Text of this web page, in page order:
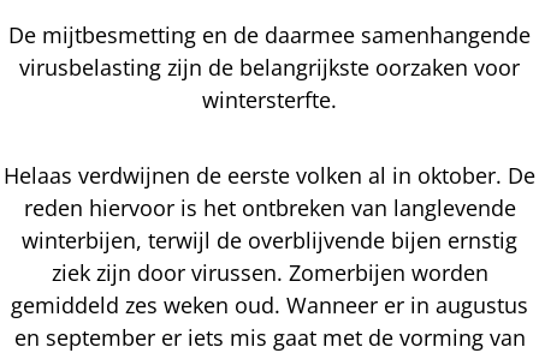
De mijtbesmetting en de daarmee samenhangende
virusbelasting zijn de belangrijkste oorzaken voor
wintersterfte.
Helaas verdwijnen de eerste volken al in oktober. De
reden hiervoor is het ontbreken van langlevende
winterbijen, terwijl de overblijvende bijen ernstig
ziek zijn door virussen. Zomerbijen worden
gemiddeld zes weken oud. Wanneer er in augustus
en september er iets mis gaat met de vorming van